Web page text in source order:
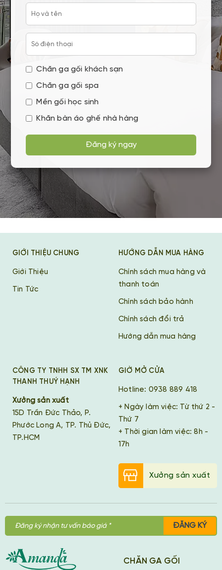
Chăn ga gối khách sạn
Chăn ga gối spa
Mền gối học sinh
Khăn bàn áo ghế nhà hàng
Đăng ký ngay
GIỚI THIỆU CHUNG
Giới Thiệu
Tin Tức
HƯỚNG DẪN MUA HÀNG
Chính sách mua hàng và
thanh toán
Chính sách bảo hành
Chính sách đổi trả
Hướng dẫn mua hàng
CÔNG TY TNHH SX TM XNK
THANH THUÝ HẠNH
Xưởng sản xuất
15D Trần Đức Thảo, P.
Phước Long A, TP. Thủ Đức,
TP.HCM
GIỜ MỞ CỬA
Hotline: 0938 889 418
+ Ngày làm việc: Từ thứ 2 -
Thứ 7
+ Thời gian làm việc: 8h -
17h
Xưởng sản xuất
ĐĂNG KÝ
CHĂN GA GỐI